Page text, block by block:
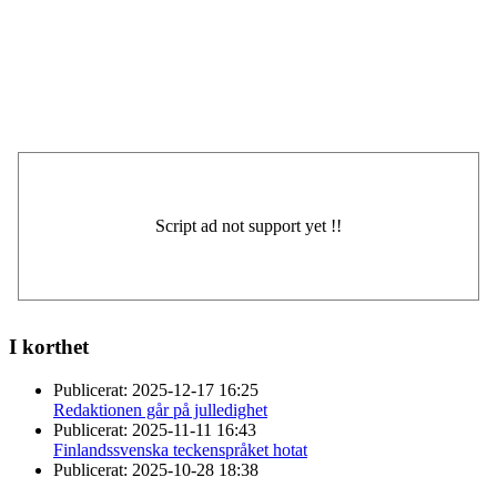
I korthet
Publicerat: 2025-12-17 16:25
Redaktionen går på julledighet
Publicerat: 2025-11-11 16:43
Finlandssvenska teckenspråket hotat
Publicerat: 2025-10-28 18:38